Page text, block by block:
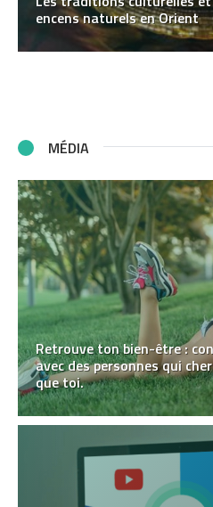
encens naturels en Orient
MÉDIA
Retrouve ton bien-être :
avec des personnes qui
que toi.